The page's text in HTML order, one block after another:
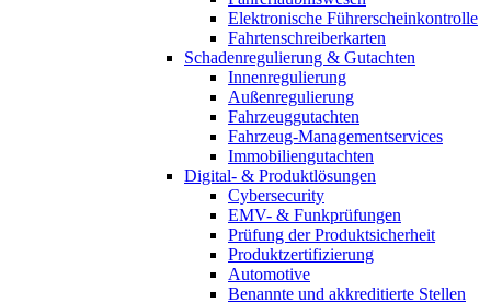
Elektronische Führerscheinkontrolle
Fahrtenschreiberkarten
Schadenregulierung & Gutachten
Innenregulierung
Außenregulierung
Fahrzeuggutachten
Fahrzeug-Managementservices
Immobiliengutachten
Digital- & Produktlösungen
Cybersecurity
EMV- & Funkprüfungen
Prüfung der Produktsicherheit
Produktzertifizierung
Automotive
Benannte und akkreditierte Stellen